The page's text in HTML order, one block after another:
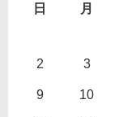
日 月
2 3
9 10